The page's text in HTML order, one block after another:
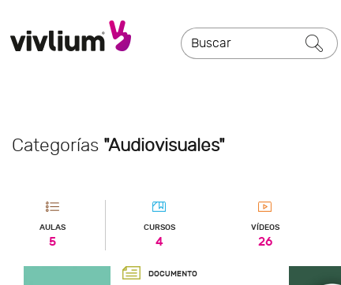
Categorías "Audiovisuales"
AULAS
5
CURSOS
4
VÍDEOS
26